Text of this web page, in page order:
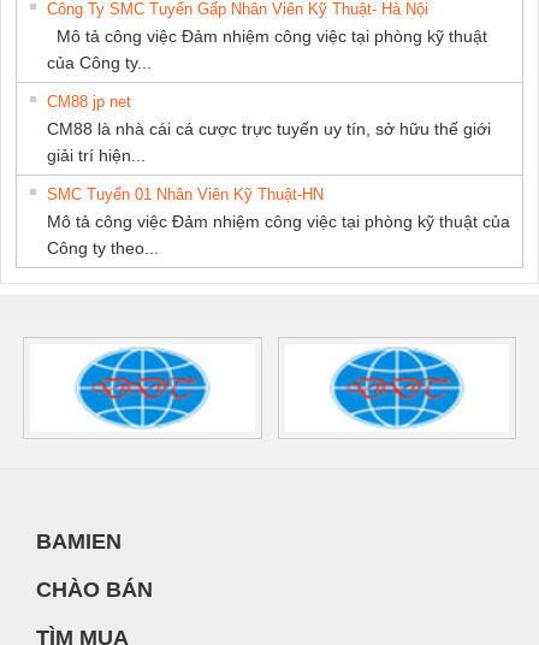
Công Ty SMC Tuyển Gấp Nhân Viên Kỹ Thuật- Hà Nội
Mô tả công việc Đảm nhiệm công việc tại phòng kỹ thuật
của Công ty...
CM88 jp net
CM88 là nhà cái cá cược trực tuyến uy tín, sở hữu thế giới
giải trí hiện...
SMC Tuyển 01 Nhân Viên Kỹ Thuật-HN
Mô tả công việc Đảm nhiệm công việc tại phòng kỹ thuật của
Công ty theo...
BAMIEN
CHÀO BÁN
TÌM MUA